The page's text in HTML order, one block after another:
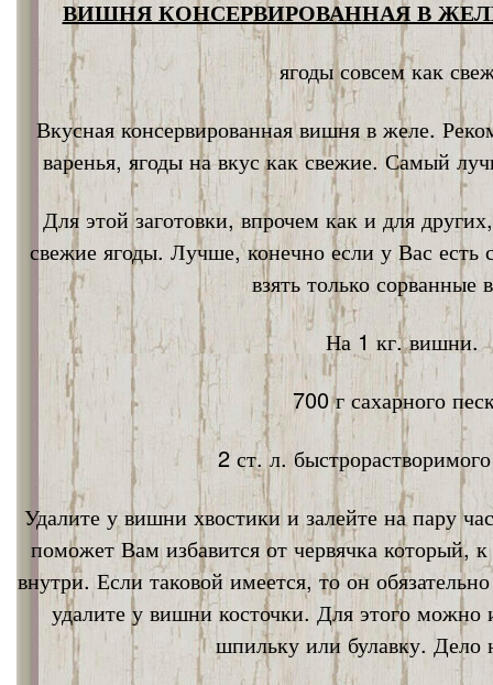
ВИШНЯ КОНСЕРВИРОВАННАЯ В
ягоды совсем как
Вкусная консервированная вишня в желе.
варенья, ягоды на вкус как свежие. Самый
Для этой заготовки, впрочем как и для
свежие ягоды. Лучше, конечно если у Вас
взять только сорванные
На 1 кг. вишни.
700 г сахарного
2 ст. л.
Удалите у вишни хвостики и залейте на пару
поможет Вам избавится от червячка который,
внутри. Если таковой имеется, то он
удалите у вишни косточки. Для этого можно
шпильку или булавку. Дело